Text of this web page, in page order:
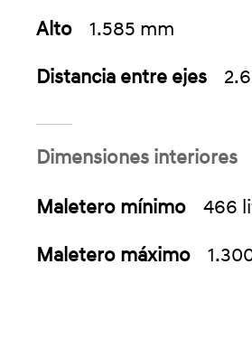
Alto
1.585 mm
Distancia entre ejes
Dimensiones interiores
Maletero mínimo
466
Maletero máximo